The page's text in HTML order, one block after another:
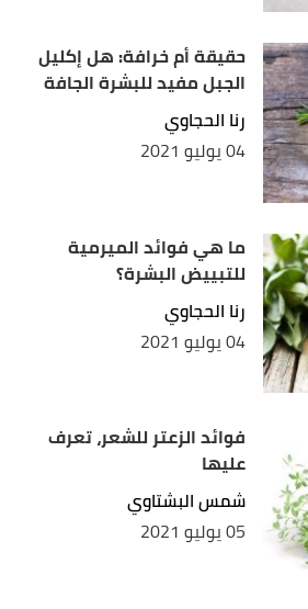
حقيقة أم خرافة: هل إكليل
الجبل مفيد للبشرة الجافة
رنا الحجاوي
04 يوليو 2021
ما هي فوائد الميرمية
للتبييض البشرة؟
رنا الحجاوي
04 يوليو 2021
فوائد الزعتر للشعر، تعرف
عليها
شمس البشتاوي
05 يوليو 2021